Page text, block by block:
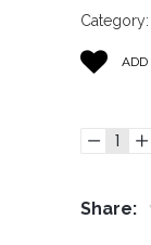
Category:
ADD
Share: